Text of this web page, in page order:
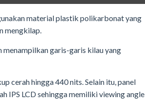
material plastik polikarbonat yang
mengkilap.
menampilkan garis-garis kilau yang
cerah hingga 440 nits. Selain itu, panel
IPS LCD sehingga memiliki viewing angle